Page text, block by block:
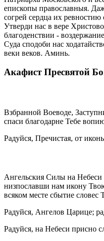
епископы православныя.
согрей сердца их
Утверди нас в вере
благоденствии -
Суда сподоби нас
веки веков. Аминь.
Акафист Пресвятой
Взбранной Воеводе,
спаси благодарне Тебе
Радуйся, Пречистая, от
Ангельския Силы на Небеси
низпославши нам икону
всяком месте сбытие
Радуйся, Ангелов Царице;
Радуйся, на Небеси присно